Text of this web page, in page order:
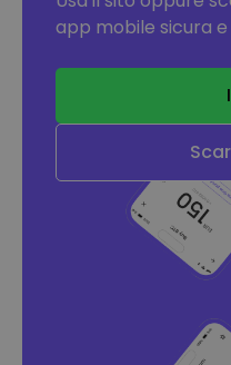
app mobile sicura